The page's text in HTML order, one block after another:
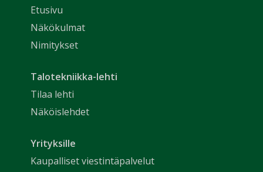
Etusivu
Näkökulmat
Nimitykset
Talotekniikka-lehti
Tilaa lehti
Näköislehdet
Yrityksille
Kaupalliset viestintäpalvelut